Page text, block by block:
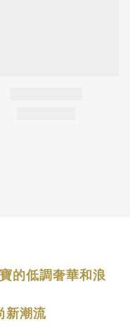
的低調奢華和浪
新潮流